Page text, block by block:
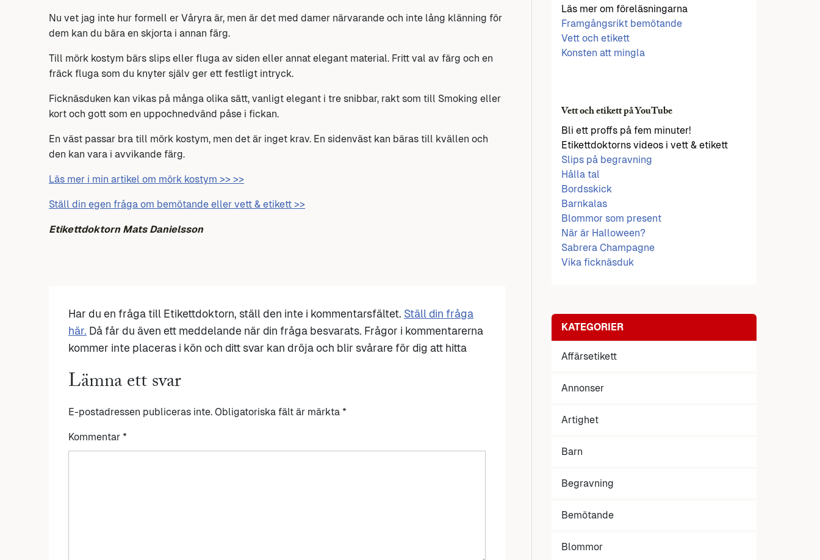
Nu vet jag inte hur formell er Våryra är, men är det med damer närvarande och inte lång klänning för
dem kan du bära en skjorta i annan färg.
Till mörk kostym bärs slips eller fluga av siden eller annat elegant material. Fritt val av färg och en
fräck fluga som du knyter själv ger ett festligt intryck.
Ficknäsduken kan vikas på många olika sätt, vanligt elegant i tre snibbar, rakt som till Smoking eller
kort och gott som en uppochnedvänd påse i fickan.
En väst passar bra till mörk kostym, men det är inget krav. En sidenväst kan bäras till kvällen och
den kan vara i avvikande färg.
Läs mer i min artikel om mörk kostym >> >>
Ställ din egen fråga om bemötande eller vett & etikett >>
Etikettdoktorn Mats Danielsson
Har du en fråga till Etikettdoktorn, ställ den inte i kommentarsfältet. Ställ din fråga
här. Då får du även ett meddelande när din fråga besvarats. Frågor i kommentarerna
kommer inte placeras i kön och ditt svar kan dröja och blir svårare för dig att hitta
Lämna ett svar
E-postadressen publiceras inte. Obligatoriska fält är märkta *
Kommentar *
Läs mer om föreläsningarna
Framgångsrikt bemötande
Vett och etikett
Konsten att mingla
Vett och etikett på YouTube
Bli ett proffs på fem minuter!
Etikettdoktorns videos i vett & etikett
Slips på begravning
Hålla tal
Bordsskick
Barnkalas
Blommor som present
När är Halloween?
Sabrera Champagne
Vika ficknäsduk
KATEGORIER
Affärsetikett
Annonser
Artighet
Barn
Begravning
Bemötande
Blommor